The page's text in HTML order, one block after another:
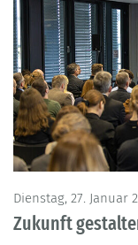
Dienstag, 27. Januar
Zukunft